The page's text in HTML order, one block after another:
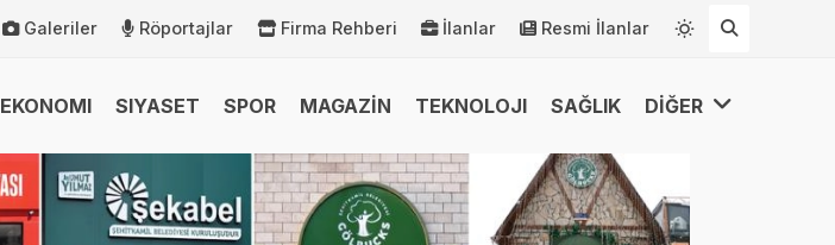
Galeriler Röportajlar Firma Rehberi İlanlar Resmi İlanlar
EKONOMI SIYASET SPOR MAGAZİN TEKNOLOJI SAĞLIK DİĞER